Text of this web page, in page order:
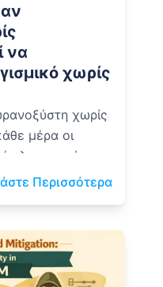
να
χωρίς
χωρίς
μέρα οι
λογισμικό
Περισσότερα: Δεν θα